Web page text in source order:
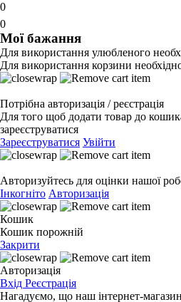
0
0
Мої бажання
Для використання улюбленого
Для використання корзини
Потрібна авторизація / реєстрація
Для того щоб додати товар до
зареєструватися
Зареєструватися Увійти
Авторизуйтесь для оцінки нашої
Інкогніто Авторизація
Кошик
Кошик порожній
Закрити
Авторизація
Вхід Реєстрація
Нагадуємо, що наш інтернет-магазин